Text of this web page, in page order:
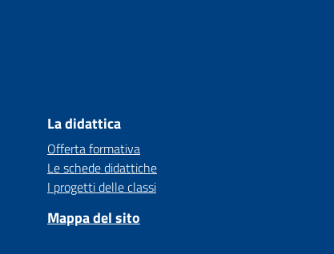
La didattica
Offerta formativa
Le schede didattiche
I progetti delle classi
Mappa del sito